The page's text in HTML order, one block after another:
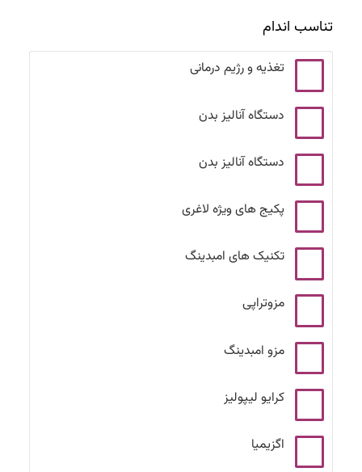
تناسب اندام
تغذیه و رژیم درمانی
دستگاه آنالیز بدن
دستگاه آنالیز بدن
پکیج های ویژه لاغری
تکنیک های امبدینگ
مزوتراپی
مزو امبدینگ
کرایو لیپولیز
اگزیمیا